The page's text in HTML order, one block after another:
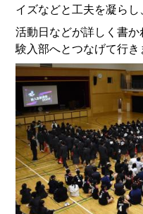
イズなどと工夫を凝らし
活動日などが詳しく書
験入部へとつなげて行き